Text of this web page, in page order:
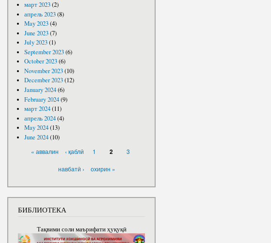
март 2023(2)
апрель 2023(8)
May 2023(4)
June 2023(7)
July 2023(1)
September 2023(6)
October 2023(6)
November 2023(10)
December 2023(12)
January 2024(6)
February 2024(9)
март 2024(11)
апрель 2024(4)
May 2024(13)
June 2024(10)
« аввалин ‹ қаблӣ 1 2 3
навбатӣ › охирин »
БИБЛИОТЕКА
Тақвими соли маърифати ҳуқуқӣ